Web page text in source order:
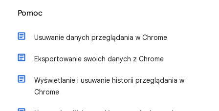
Pomoc
Usuwanie danych przeglądania w Chrome
Eksportowanie swoich danych z Chrome
Wyświetlanie i usuwanie historii przeglądania w
Chrome